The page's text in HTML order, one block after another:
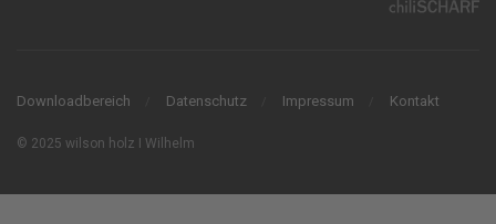
Downloadbereich Datenschutz Impressum Kontakt
© 2025 wilson holz I Wilhelm